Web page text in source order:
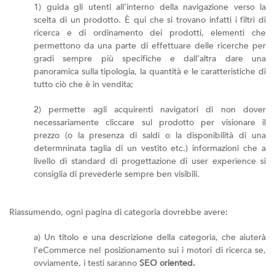
1) guida gli utenti all’interno della navigazione verso la
scelta di un prodotto. È qui che si trovano infatti i filtri di
ricerca e di ordinamento dei prodotti, elementi che
permettono da una parte di effettuare delle ricerche per
gradi sempre più specifiche e dall’altra dare una
panoramica sulla tipologia, la quantità e le caratteristiche di
tutto ciò che è in vendita;
2) permette agli acquirenti navigatori di non dover
necessariamente cliccare sul prodotto per visionare il
prezzo (o la presenza di saldi o la disponibilità di una
determninata taglia di un vestito etc.) informazioni che a
livello di standard di progettazione di user experience si
consiglia di prevederle sempre ben visibili.
Riassumendo, ogni pagina di categoria dovrebbe avere:
a) Un titolo e una descrizione della categoria, che aiuterà
l’eCommerce nel posizionamento sui i motori di ricerca se,
ovviamente, i testi saranno SEO oriented.